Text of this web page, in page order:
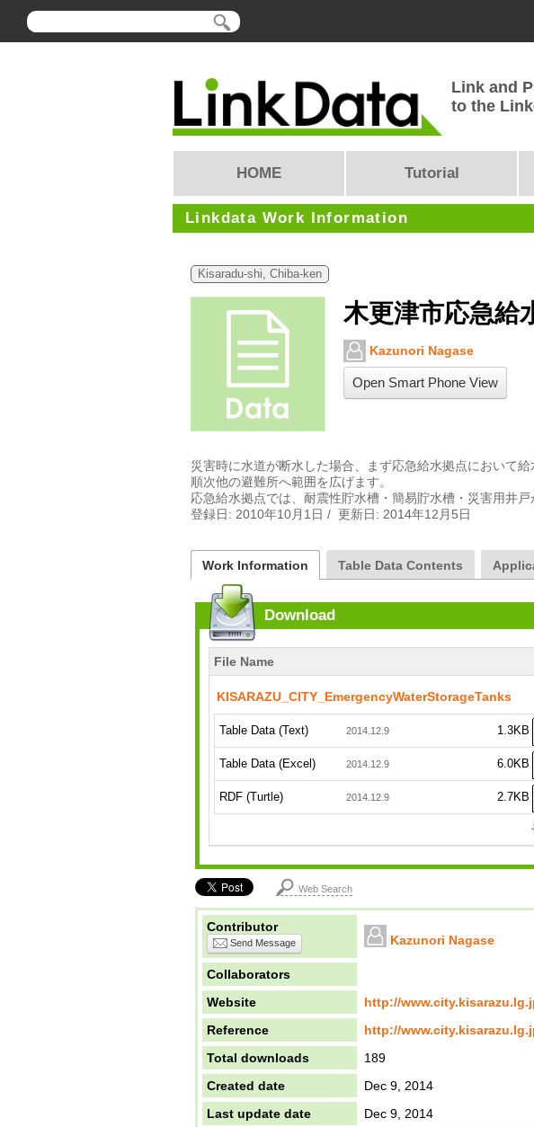
Link and
to the
HOME Tutorial
Linkdata Work Information
Kisaradu-shi, Chiba-ken
木更津市応急給
Kazunori Nagase
Open Smart Phone View
災害時に水道が断水した場合、まず応急給水拠点において
順次他の避難所へ範囲を広げます。
応急給水拠点では、耐震性貯水槽・簡易貯水槽・災害用井戸
登録日: 2010年10月1日 /  更新日: 2014年12月5日
Work Information Table Data Contents
Download
File Name
KISARAZU_CITY_EmergencyWaterStorageTanks
Table Data (Text) 2014.12.9 1.3KB
Table Data (Excel) 2014.12.9 6.0KB
RDF (Turtle) 2014.12.9 2.7KB
Web Search
Contributor
Send Message Kazunori Nagase
Collaborators
Website
http://
Reference
http://
Total downloads
189
Created date
Dec 9, 2014
Last update date
Dec 9, 2014